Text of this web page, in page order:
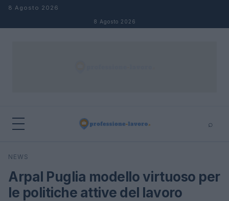
Salta al contenuto
8 Agosto 2026
8 Agosto 2026
⌕
Cerca
NEWS
Arpal Puglia modello virtuoso per
le politiche attive del lavoro